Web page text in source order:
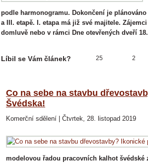
podle harmonogramu. Dokončení je
a III. etapě. I. etapa má již své majitele.
domluvě nebo v rámci Dne otevřených dveří
Líbil se Vám článek? 2
25
Co na sebe na stavbu
Švédska!
Komerční sdělení Čtvrtek, 28. listopad 2019
modelovou řadou pracovních kalhot švédské